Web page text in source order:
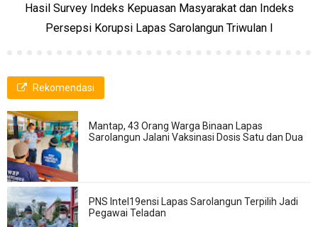
Hasil Survey Indeks Kepuasan Masyarakat dan Indeks
Persepsi Korupsi Lapas Sarolangun Triwulan I
Rekomendasi
Mantap, 43 Orang Warga Binaan Lapas
Sarolangun Jalani Vaksinasi Dosis Satu dan Dua
PNS Intel19ensi Lapas Sarolangun Terpilih Jadi
Pegawai Teladan